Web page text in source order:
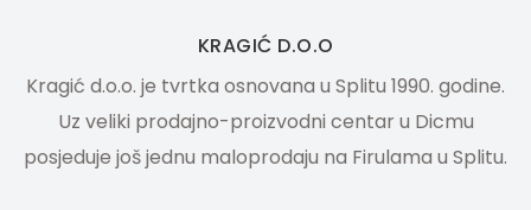
KRAGIĆ D.O.O
Kragić d.o.o. je tvrtka osnovana u Splitu 1990. godine.
Uz veliki prodajno-proizvodni centar u Dicmu
posjeduje još jednu maloprodaju na Firulama u Splitu.